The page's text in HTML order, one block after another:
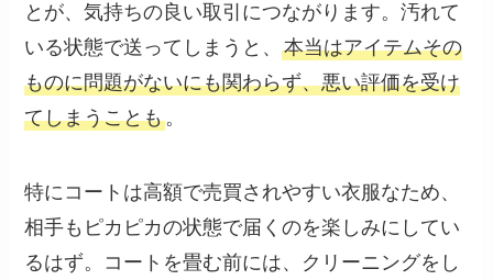
とが、気持ちの良い取引につながります。汚れて
いる状態で送ってしまうと、本当はアイテムその
ものに問題がないにも関わらず、悪い評価を受け
てしまうことも。
特にコートは高額で売買されやすい衣服なため、
相手もピカピカの状態で届くのを楽しみにしてい
るはず。コートを畳む前には、クリーニングをし